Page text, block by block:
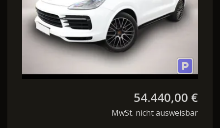
54.440,00 €
MwSt. nicht ausweisbar